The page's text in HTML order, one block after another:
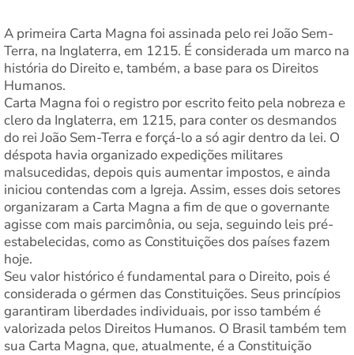
A primeira Carta Magna foi assinada pelo rei João Sem-
Terra, na Inglaterra, em 1215. É considerada um marco na
história do Direito e, também, a base para os Direitos
Humanos.
Carta Magna foi o registro por escrito feito pela nobreza e
clero da Inglaterra, em 1215, para conter os desmandos
do rei João Sem-Terra e forçá-lo a só agir dentro da lei. O
déspota havia organizado expedições militares
malsucedidas, depois quis aumentar impostos, e ainda
iniciou contendas com a Igreja. Assim, esses dois setores
organizaram a Carta Magna a fim de que o governante
agisse com mais parcimônia, ou seja, seguindo leis pré-
estabelecidas, como as Constituições dos países fazem
hoje.
Seu valor histórico é fundamental para o Direito, pois é
considerada o gérmen das Constituições. Seus princípios
garantiram liberdades individuais, por isso também é
valorizada pelos Direitos Humanos. O Brasil também tem
sua Carta Magna, que, atualmente, é a Constituição